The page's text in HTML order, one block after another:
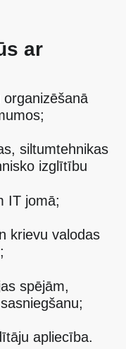
ar
siltumtehnikas
izglītību
IT jomā;
krievu valodas
spējām,
apliecība.